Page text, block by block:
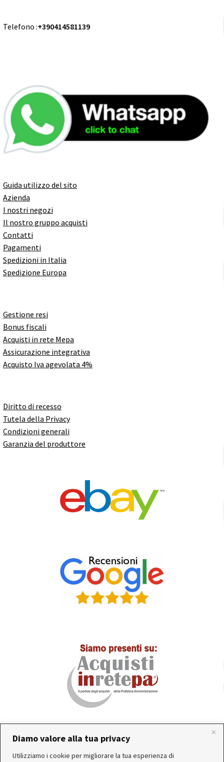
Diamo valore alla tua privacy
Utilizziamo i cookie per migliorare la tua esperienza di
In occasione delle FERIE ESTIVE, alcune aziende
produttrici e corrieri potrebbero sospendere o rallentare
Telefono :+390414581139
Guida utilizzo del sito
Azienda
I nostri negozi
Il nostro gruppo acquisti
Contatti
Pagamenti
Spedizioni in Italia
Spedizione Europa
Gestione resi
Bonus fiscali
Acquisti in rete Mepa
Assicurazione integrativa
Acquisto Iva agevolata 4%
Diritto di recesso
Tutela della Privacy
Condizioni generali
Garanzia del produttore